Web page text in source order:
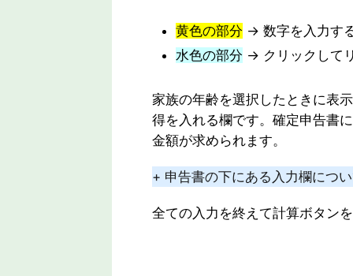
黄色の部分 → 数字を入力す
水色の部分 → クリックして
家族の年齢を選択したときに表
得を入れる欄です。確定申告書
金額が求められます。
+ 申告書の下にある入力欄につ
全ての入力を終えて計算ボタン